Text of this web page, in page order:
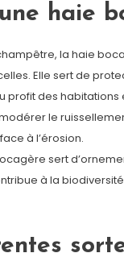
haie
la haie
Elle sert de
profit des habitations
le
à l’érosion.
sert
à la